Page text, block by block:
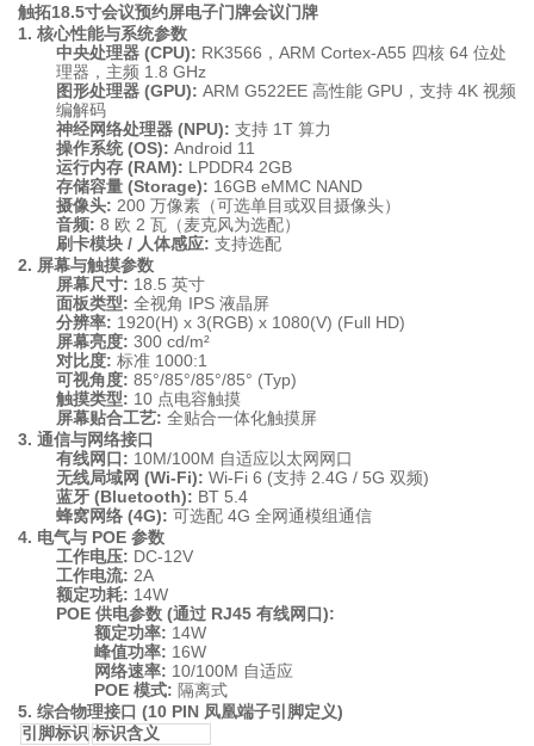
触拓18.5寸会议预约屏电子门牌会议门牌
1. 核心性能与系统参数
中央处理器 (CPU): RK3566，ARM Cortex-A55 四核 64 位处
理器，主频 1.8 GHz
图形处理器 (GPU): ARM G522EE 高性能 GPU，支持 4K 视频
编解码
神经网络处理器 (NPU): 支持 1T 算力
操作系统 (OS): Android 11
运行内存 (RAM): LPDDR4 2GB
存储容量 (Storage): 16GB eMMC NAND
摄像头: 200 万像素（可选单目或双目摄像头）
音频: 8 欧 2 瓦（麦克风为选配）
刷卡模块 / 人体感应: 支持选配
2. 屏幕与触摸参数
屏幕尺寸: 18.5 英寸
面板类型: 全视角 IPS 液晶屏
分辨率: 1920(H) x 3(RGB) x 1080(V) (Full HD)
屏幕亮度: 300 cd/m²
对比度: 标准 1000:1
可视角度: 85°/85°/85°/85° (Typ)
触摸类型: 10 点电容触摸
屏幕贴合工艺: 全贴合一体化触摸屏
3. 通信与网络接口
有线网口: 10M/100M 自适应以太网网口
无线局域网 (Wi-Fi): Wi-Fi 6 (支持 2.4G / 5G 双频)
蓝牙 (Bluetooth): BT 5.4
蜂窝网络 (4G): 可选配 4G 全网通模组通信
4. 电气与 POE 参数
工作电压: DC-12V
工作电流: 2A
额定功耗: 14W
POE 供电参数 (通过 RJ45 有线网口):
额定功率: 14W
峰值功率: 16W
网络速率: 10/100M 自适应
POE 模式: 隔离式
5. 综合物理接口 (10 PIN 凤凰端子引脚定义)
引脚标识 标识含义